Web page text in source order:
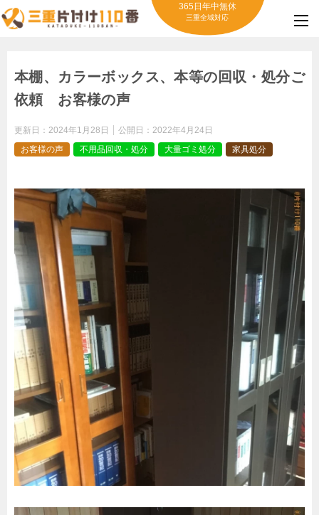
365日年中無休
三重全域対応
本棚、カラーボックス、本等の回収・処分ご
依頼 お客様の声
更新日： 2024年1月28日 公開日： 2022年4月24日
お客様の声
不用品回収・処分 大量ゴミ処分 家具処分